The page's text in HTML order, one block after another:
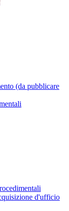
(da pubblicare
d'ufficio